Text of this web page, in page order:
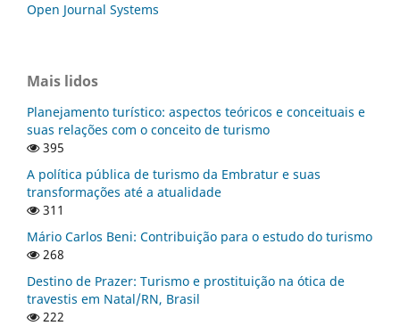
Open Journal Systems
Mais lidos
Planejamento turístico: aspectos teóricos e conceituais e
suas relações com o conceito de turismo
395
A política pública de turismo da Embratur e suas
transformações até a atualidade
311
Mário Carlos Beni: Contribuição para o estudo do turismo
268
Destino de Prazer: Turismo e prostituição na ótica de
travestis em Natal/RN, Brasil
222